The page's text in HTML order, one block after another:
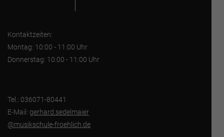
Kontaktzeiten:
Montag: 10:00 - 11:00 Uhr
Donnerstag: 10:00 - 11:00 Uhr
Tel.: 036071-80441
E-Mail: gerhard.sedelmaier
@musikschule-froehlich.de